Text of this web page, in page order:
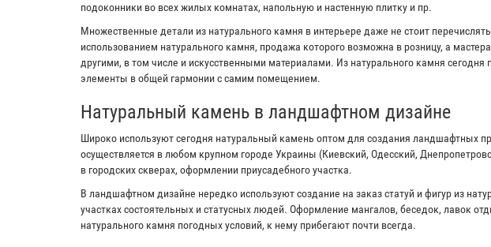
подоконники во всех жилых комнатах, напольную и настенную плитку и пр.
Множественные детали из натурального камня в интерьере даже не стоит
использованием натурального камня, продажа которого возможна в розницу, а
другими, в том числе и искусственными материалами. Из натурального камня
элементы в общей гармонии с самим помещением.
Натуральный камень в ландшафтном дизайне
Широко используют сегодня натуральный камень оптом для создания ландшафтных
осуществляется в любом крупном городе Украины (Киевский, Одесский,
в городских скверах, оформлении приусадебного участка.
В ландшафтном дизайне нередко используют создание на заказ статуй и фигур из
участках состоятельных и статусных людей. Оформление мангалов, беседок, лавок
натурального камня погодных условий, к нему прибегают почти всегда.